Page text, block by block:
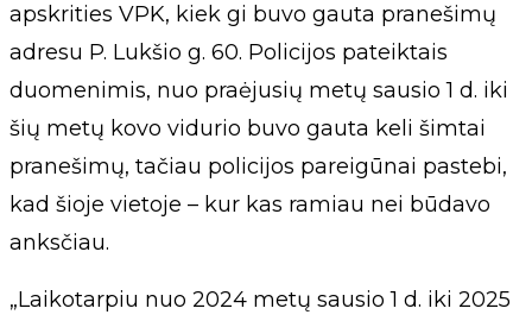
apskrities VPK, kiek gi buvo gauta pranešimų
adresu P. Lukšio g. 60. Policijos pateiktais
duomenimis, nuo praėjusių metų sausio 1 d. iki
šių metų kovo vidurio buvo gauta keli šimtai
pranešimų, tačiau policijos pareigūnai pastebi,
kad šioje vietoje – kur kas ramiau nei būdavo
anksčiau.
„Laikotarpiu nuo 2024 metų sausio 1 d. iki 2025